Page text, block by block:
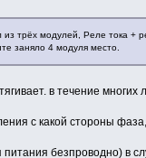
трёх модулей, Реле тока +
заняло 4 модуля место.
в течение многих
с какой стороны
безпроводно) в